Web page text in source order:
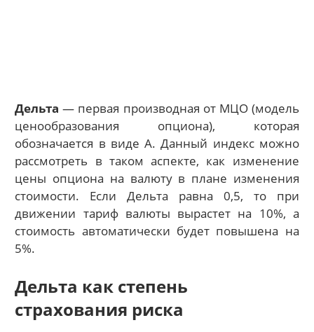
Дельта — первая производная от МЦО (модель
ценообразования опциона), которая
обозначается в виде А. Данный индекс можно
рассмотреть в таком аспекте, как изменение
цены опциона на валюту в плане изменения
стоимости. Если Дельта равна 0,5, то при
движении тариф валюты вырастет на 10%, а
стоимость автоматически будет повышена на
5%.
Дельта как степень
страхования риска